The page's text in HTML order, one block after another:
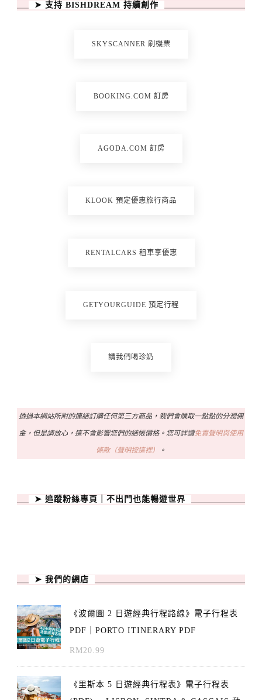
➤ 支持 BISHDREAM 持續創作
SKYSCANNER 刷機票
BOOKING.COM 訂房
AGODA.COM 訂房
KLOOK 預定優惠旅行商品
RENTALCARS 租車享優惠
GETYOURGUIDE 預定行程
請我們喝珍奶
透過本網站所附的連結訂購任何第三方商品，我們會賺取一點點的分潤佣
金，但是請放心，這不會影響您們的結帳價格。您可詳讀免責聲明與使用
條款（聲明按這裡） 。
➤ 追蹤粉絲專頁｜不出門也能暢遊世界
➤ 我們的網店
《波爾圖 2 日遊經典行程路線》電子行程表
PDF｜PORTO ITINERARY PDF
RM20.99
《里斯本 5 日遊經典行程表》電子行程表